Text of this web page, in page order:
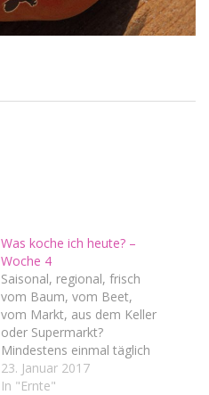
Was koche ich heute? –
Woche 4
Saisonal, regional, frisch
vom Baum, vom Beet,
vom Markt, aus dem Keller
oder Supermarkt?
Mindestens einmal täglich
stellt sich die gute Hausfrau
die Frage: Was koche ich
23. Januar 2017
In "Ernte"